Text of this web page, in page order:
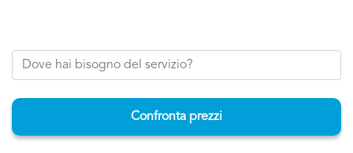
Confronta prezzi